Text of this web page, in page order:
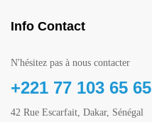
Info Contact
N'hésitez pas à nous contacter
+221 77 103 65 65
42 Rue Escarfait, Dakar, Sénégal